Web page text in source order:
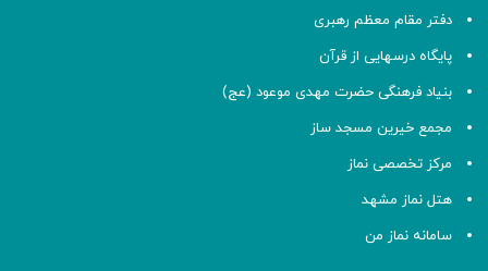
دفتر مقام معظم رهبری
پایگاه درسهایی از قرآن
بنیاد فرهنگی حضرت مهدی موعود (عج)
مجمع خیرین مسجد ساز
مرکز تخصصی نماز
هتل نماز مشهد
سامانه نماز من